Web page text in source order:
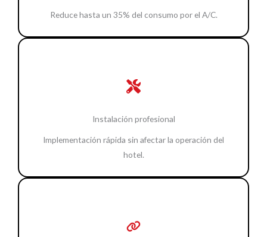
Reduce hasta un 35% del consumo por el A/C.
Instalación profesional
Implementación rápida sin afectar la operación del
hotel.